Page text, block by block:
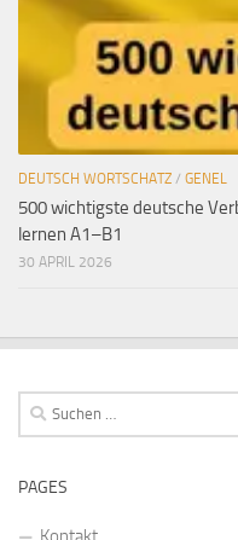
DEUTSCH WORTSCHATZ / GENEL
500 wichtigste deutsche
lernen A1–B1
30 APRIL 2026
Suchen
nach:
PAGES